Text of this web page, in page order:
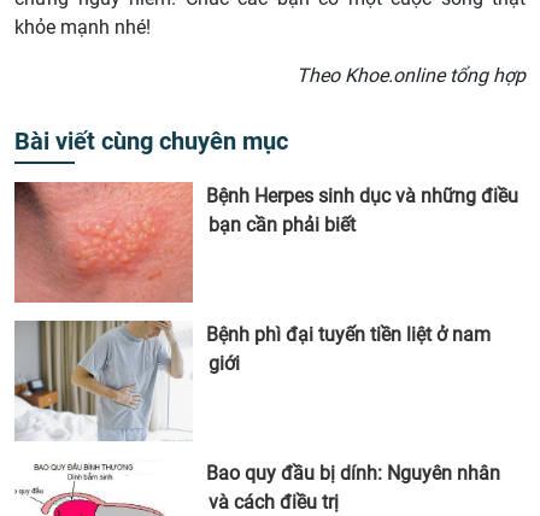
khỏe mạnh nhé!
Theo Khoe.online tổng hợp
Bài viết cùng chuyên mục
Bệnh Herpes sinh dục và những điều
bạn cần phải biết
Bệnh phì đại tuyến tiền liệt ở nam
giới
Bao quy đầu bị dính: Nguyên nhân
và cách điều trị